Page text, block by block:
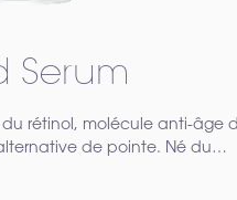
Serum
du rétinol, molécule anti-âge
de pointe. Né du
et améliore la fermeté de la